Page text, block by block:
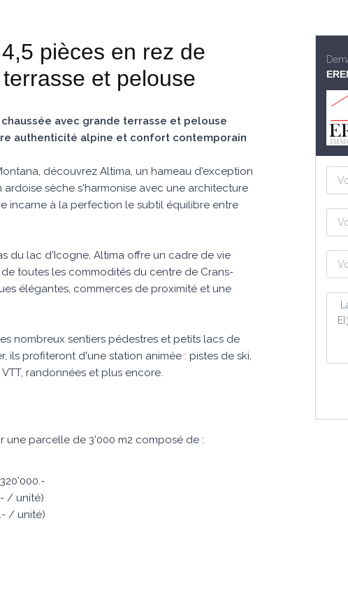
pièces en rez de
et pelouse
avec grande terrasse et pelouse
authenticité alpine et confort contemporain
découvrez Altima, un hameau d'exception
sèche s'harmonise avec une architecture
incarne à la perfection le subtil équilibre entre
du lac d'Icogne, Altima offre un cadre de vie
toutes les commodités du centre de Crans-
élégantes, commerces de proximité et une
nombreux sentiers pédestres et petits lacs de
ils profiteront d'une station animée : pistes de ski,
randonnées et plus encore.
une parcelle de 3'000 m2 composé de :
/ unité)
/ unité)